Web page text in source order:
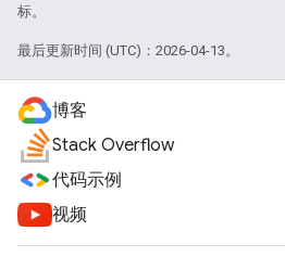
标。
最后更新时间 (UTC)：2026-04-13。
博客
Stack Overflow
代码示例
视频